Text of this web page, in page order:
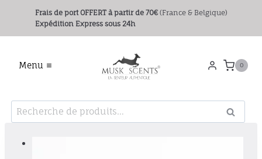
contenu
Frais de port OFFERT à partir de 70€(France & Belgique)
Expédition Express sous 24h
Menu 0
Recherche
pour :